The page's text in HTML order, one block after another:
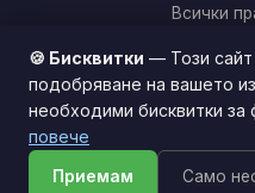
Всички
Партньорско
съдържа партньорски
продукт през тях, може
това да
ни помага да
Този сайт
🍪 Бисквитки — Този сайт
подобряване на вашето
необходими бисквитки за
повече
Приемам Само